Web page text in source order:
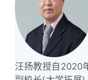
汪扬教授自2020